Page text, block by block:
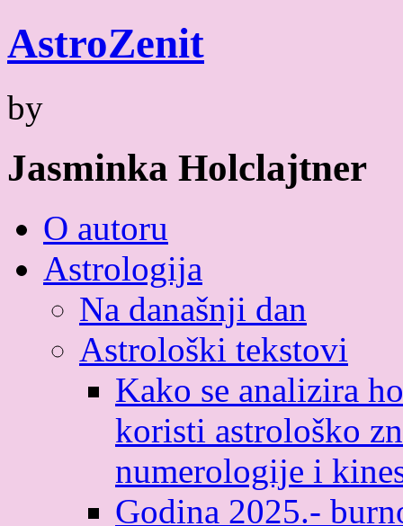
Skip
to
content
AstroZenit
by
Jasminka Holclajtner
O autoru
Astrologija
Na današnji dan
Astrološki tekstovi
Kako se analizira
koristi astrološko
numerologije i
Godina 2025.-